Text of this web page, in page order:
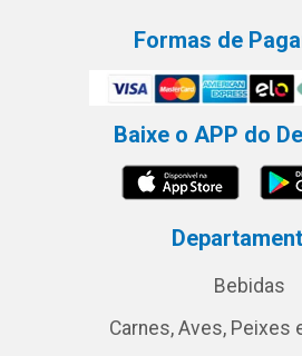
Formas de
Baixe o APP do
Bebidas
Carnes, Aves, Peixes